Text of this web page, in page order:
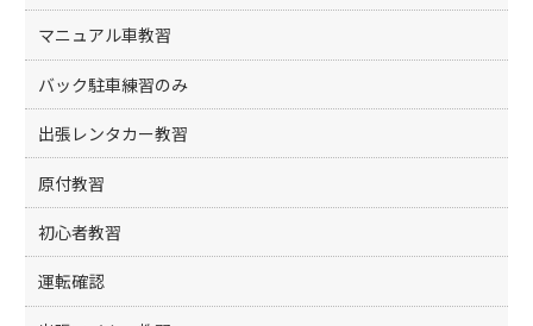
マニュアル車教習
バック駐車練習のみ
出張レンタカー教習
原付教習
初心者教習
運転確認